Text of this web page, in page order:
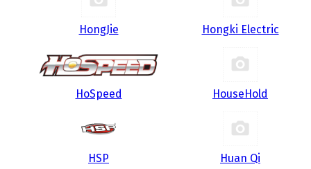
HongJie Hongki Electric
HoSpeed HouseHold
HSP Huan Qi